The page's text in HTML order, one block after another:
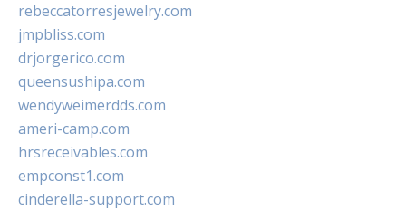
rebeccatorresjewelry.com
jmpbliss.com
drjorgerico.com
queensushipa.com
wendyweimerdds.com
ameri-camp.com
hrsreceivables.com
empconst1.com
cinderella-support.com